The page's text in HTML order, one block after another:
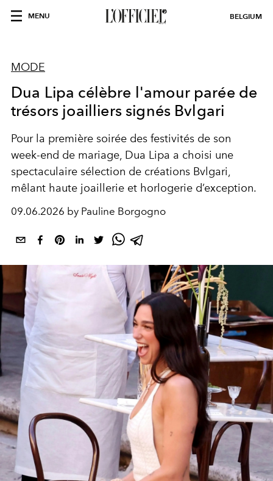
MENU BELGIUM
MODE
Dua Lipa célèbre l'amour parée de
trésors joailliers signés Bvlgari
Pour la première soirée des festivités de son
week-end de mariage, Dua Lipa a choisi une
spectaculaire sélection de créations Bvlgari,
mêlant haute joaillerie et horlogerie d’exception.
09.06.2026 by Pauline Borgogno